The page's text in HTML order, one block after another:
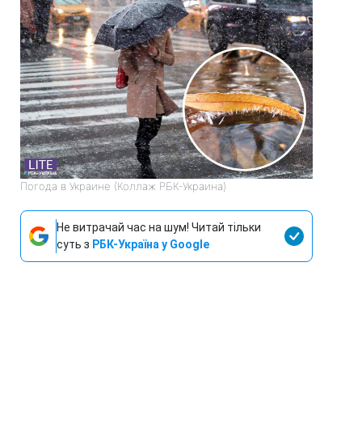
Погода в Украине (Коллаж РБК-Украина)
Не витрачай час на шум! Читай тільки
суть з РБК-Україна у Google